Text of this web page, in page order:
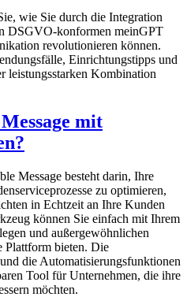
wie Sie durch die Integration
DSGVO-konformen meinGPT
revolutionieren können.
Einrichtungstipps und
leistungsstarken Kombination
mit
Message besteht darin, Ihre
zu optimieren,
in Echtzeit an Ihre Kunden
können Sie einfach mit Ihrem
und außergewöhnlichen
Plattform bieten. Die
die Automatisierungsfunktionen
Tool für Unternehmen, die ihre
möchten.